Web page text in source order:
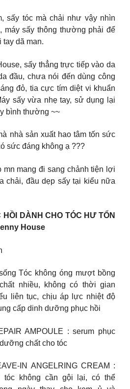
sấy tóc mà chải như vậy nhìn
máy sấy thông thường phải để
tay dã man.
sấy thẳng trực tiếp vào da
đầu, chưa nói đến dùng công
đỏ, tia cực tím diệt vi khuẩn
sấy vừa nhẹ tay, sử dụng lại
bình thường ~~
nhà sản xuất hao tâm tốn sức
sức đáng không ạ ???
mn mang đi sang chảnh tiện lợi
chải, đầu dẹp sấy tại kiểu nữa
DÀNH CHO TÓC HƯ TỔN
House
Tóc không óng mượt bồng
nhiều, không có thời gian
liên tục, chịu áp lực nhiệt độ
cấp dinh dưỡng phục hồi
AMPOULE : serum phục
chất cho tóc
IN ANGELRING CREAM :
tóc không cần gội lại, có thể